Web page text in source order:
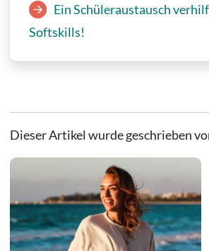
Ein Schüleraustausch
Softskills!
Dieser Artikel wurde geschrieben